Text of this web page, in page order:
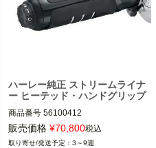
ハーレー純正 ストリームライナ
ー ヒーテッド・ハンドグリップ
商品番号 56100412
2024 FLHTK、FLTRK、FLHRXS
2008～2023 ツーリング
販売価格 ¥70,800税込
3～9週